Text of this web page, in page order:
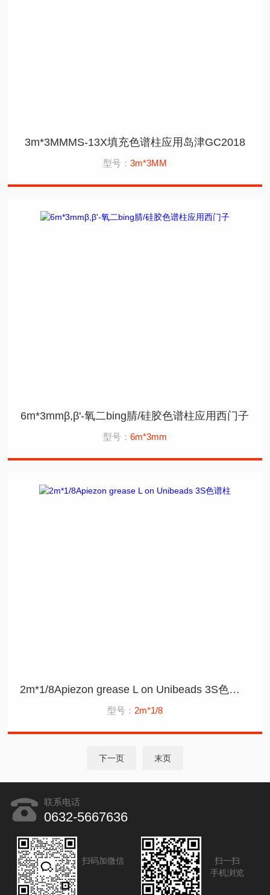
3m*3MMMS-13X填充色谱柱应用岛津GC2018
型号： 3m*3MM
6m*3mmβ,β'-氧二bing腈/硅胶色谱柱应用西门子
型号： 6m*3mm
2m*1/8Apiezon grease L on Unibeads 3S色谱柱
型号： 2m*1/8
下一页 末页
联系电话
0632-5667636
扫码加微信
扫一扫
手机浏览